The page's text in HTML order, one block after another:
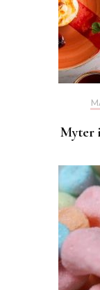
Myter